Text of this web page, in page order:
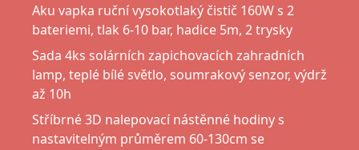
Aku vapka ruční vysokotlaký čistič 160W s 2
bateriemi, tlak 6-10 bar, hadice 5m, 2 trysky
Sada 4ks solárních zapichovacích zahradních
lamp, teplé bílé světlo, soumrakový senzor, výdrž
až 10h
Stříbrné 3D nalepovací nástěnné hodiny s
nastavitelným průměrem 60-130cm se